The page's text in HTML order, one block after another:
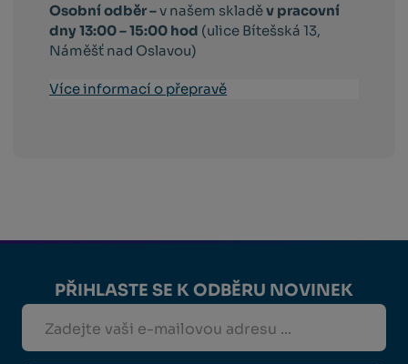
Osobní odběr –v našem skladěv pracovní
dny 13:00 – 15:00 hod (ulice Bítešská 13,
Náměšť nad Oslavou)
Více informací o přepravě
PŘIHLASTE SE K ODBĚRU NOVINEK